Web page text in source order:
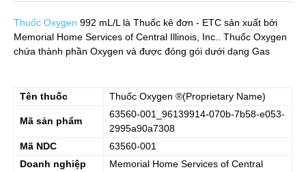
Thuốc Oxygen 992 mL/L là Thuốc kê đơn - ETC sản xuất bởi
Memorial Home Services of Central Illinois, Inc.. Thuốc Oxygen
chứa thành phần Oxygen và được đóng gói dưới dạng Gas
Tên thuốc Thuốc Oxygen ®(Proprietary Name)
Mã sản phẩm
63560-001_96139914-070b-7b58-e053-
2995a90a7308
Mã NDC
63560-001
Doanh nghiệp
Memorial Home Services of Central